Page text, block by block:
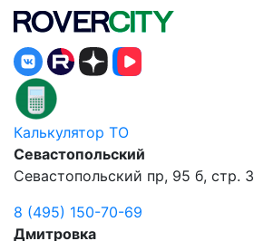
Калькулятор ТО
Севастопольский
Севастопольский пр, 95 б, стр. 3
8 (495) 150-70-69
Дмитровка